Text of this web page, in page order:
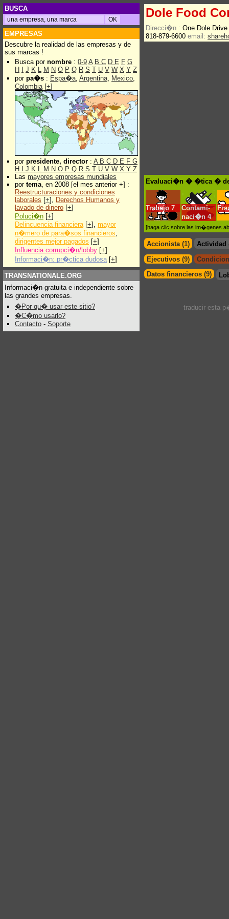
BUSCA
EMPRESAS
Descubre la realidad de las empresas y de
sus marcas !
Busca por nombre : 0-9 A B C D E F G
H
J K L M N O P Q R S T U V W X Y Z
por pa�s : Espa�a, Argentina, Mexico,
Colombia[+]
por presidente, director : A B C D E F G
H
J K L M N O P Q R S T U V W X Y Z
Las mayores empresas mundiales
por tema, en 2008 [el mes anterior +] :
Reestructuraciones y condiciones
laborales [+], Derechos Humanos y
lavado de dinero [+]
Poluci�n [+]
Delincuencia financiera[+], mayor
n�mero de para�sos financieros,
dirigentes mejor pagados [+]
Influencia:corrupci�n/lobby [+]
Informaci�n: pr�ctica dudosa [+]
TRANSNATIONALE.ORG
Informaci�n gratuita e independiente sobre
las grandes empresas.
�Por qu� usar este sitio?
�C�mo usarlo?
Contacto - Soporte
Dole Food
Direcci�n : One Dole
818-879-6600 email:
Evaluaci�n � �tica � de
Trabajo 7
Contami-
naci�n 4
[haga clic sobre las im�genes
Accionista (1)
Actividad
Ejecutivos (9)
Datos financieros (9)
traducir esta